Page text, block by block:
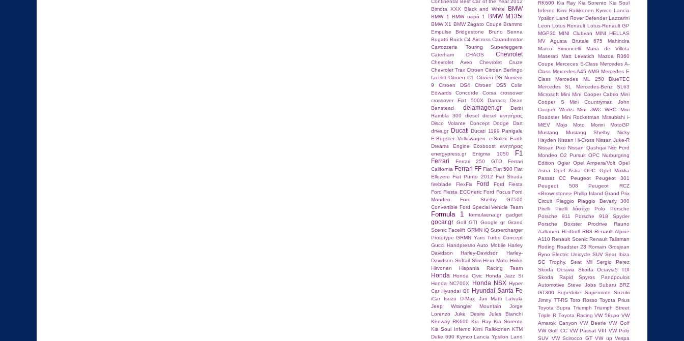
Continental Best Car of the Year 2012
Bimota XXX
Black and White BMW
BMW 1 BMW σειρά 1 BMW M135i
BMW X1 BMW Zagato Coupe Brammo
Empulse
Bridgestone
Bruno Senna
Bugatti Buick C4 Aircross Carandmotor
Carrozzeria Touring Superleggera
Caterham
CHAOS Chevrolet
Chevrolet Aveo
Chevrolet Cruze
Chevrolet Trax Citroen Citroen Berlingo
facelift Citroen C1
Citroen DS Numero
9
Citroen DS4 Citroen DS5
Colin
Edwards
Concorde Corsa
crossover
crossover Fiat 500X
Darracq
Dean
Benstead
delamagen.gr
Derbi
Rambla 300
diesel
diesel κινητήρας
Disco Volante Concept
Dodge Dart
drive.gr
Ducati Ducati 1199 Panigale
E-Bugster Volkswagen
e-Solex Earth
Dreams Engine
Ecoboost κινητήρας
energypress.gr
Enigma 1050 F1
Ferrari Ferrari 250 GTO
Ferrari
California Ferrari FF Fiat Fiat 500 Fiat
Ellezero Fiat Punto 2012 Fiat Strada
fireblade
FlexFix Ford
Ford Fiesta
Ford Fiesta ECOnetic Ford Focus Ford
Mondeo
Ford Shelby GT500
Convertible Ford Special Vehicle Team
Formula 1 formulaena.gr gadget
gocar.gr Golf GTI Google gr Grand
Scenic Facelift GRMN iQ Supercharger
Prototype GRMN Yaris Turbo Concept
Gucci Handpresso Auto Mobile Harley
Davidson
Harley-Davidson
Harley-
Davidson Softail Slim Hero Moto Hiriko
Hirvonen
Hispania Racing Team
Honda Honda Civic Honda Jazz Si
Honda NC700X
Honda NSX Hyper
Car Hyundai i20 Hyundai Santa Fe
iCar Isuzu D-Max
Jari Matti Latvala
Jeep Wrangler Mountain
Jorge
Lorenzo
Juke Desire
Jules Bianchi
Keeway RK600 Kia Ray Kia Sorento
Kia Soul Inferno Kimi Raikkοnen KTM
Duke 690 Kymco Lancia Ypsilon Land
RK600 Kia Ray Kia Sorento Kia Soul
Inferno Kimi Raikkοnen Kymco Lancia
Ypsilon Land Rover Defender Lazzarini
Leon Lotus Renault Lotus-Renault GP
MGP30 MINI Clubvan
MINI HELLAS
MV Agusta Brutale 675
Mahindra
Marco Simoncelli
Maria de Villota
Maserati
Matt Levatich
Mazda R360
Coupe Merceces S-Class Mercedes A-
Class Mercedes A45 AMG Mercedes E
Class
Mercedes ML 250 BlueTEC
Mercedes SL
Mercedes-Benz SL63
Microsoft Mini Mini Cooper Cabrio Mini
Cooper S
Mini Countryman John
Cooper Works
Mini JWC WRC
Mini
Roadster Mini Rocketman Mitsubishi i-
MiEV
Mojo Moto Morini
MotoGP
Mustang
Mustang Shelby
Nicky
Hayden Nissan Hi-Cross Nissan Juke-R
Nissan Pixo Nissan Qashqai Nέο Ford
Mondeo O2 Pursuit OPC Nurburgring
Edition
Ogier Opel Ampera/Volt Opel
Astra
Opel Astra OPC
Opel Mokka
Passat CC
Peugeot
Peugeot 301
Peugeot 508
Peugeot RCZ
«Brownstone» Phillip Island Grand Prix
Circuit
Piaggio
Piaggio Beverly 300
Pirelli
Pirelli λάστιχα Polo
Porsche
Porsche 911
Porsche 918 Spyder
Porsche Boxster
Prodrive
Rauno
Aaltonen Redbull RB8 Renault Alpine
A110 Renault Scenic Renault Talisman
Roding Roadster 23 Romain Grosjean
Ryno Electric Unicycle SUV Seat Ibiza
SC Trophy.
Seat Mii
Sergio Perez
Skoda Octavia
Skoda Octavia5 TDI
Skoda Rapid
Spyros Panopoulos
Autοmotive
Steve Jobs Subaru BRZ
GT300 Superbike Supermoto
Suzuki
Jimny TT-RS Toro Rosso Toyota Prius
Toyota Supra Triumph Triumph Street
Triple R Tοyota Racing VW 5θυρο VW
Amarok Canyon VW Beetle VW Golf
VW Golf CC VW Passat VIII VW Polo
SUV VW Scirocco GT VW up Vespa